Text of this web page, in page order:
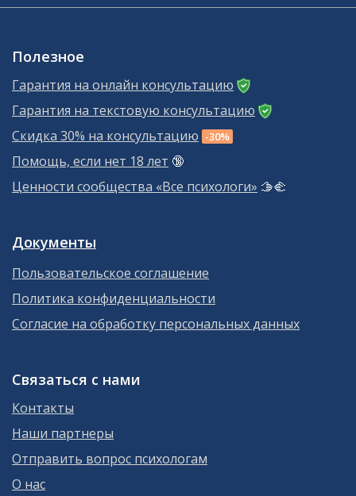
Полезное
Гарантия на онлайн консультацию
Гарантия на текстовую консультацию
Скидка 30% на консультацию -30%
Помощь, если нет 18 лет 🔞
Ценности сообщества «Все психологи» 🫱‍🫲
Документы
Пользовательское соглашение
Политика конфиденциальности
Согласие на обработку персональных данных
Связаться с нами
Контакты
Наши партнеры
Отправить вопрос психологам
О нас